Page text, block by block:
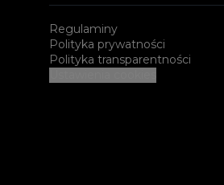
Regulaminy
Polityka prywatności
Polityka transparentności